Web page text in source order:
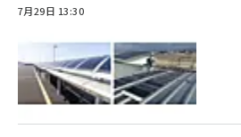
7月29日 13:30